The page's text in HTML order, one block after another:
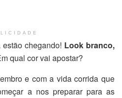
chegando! Look branco,
qual cor vai apostar?
e com a vida corrida que
a nos preparar para as